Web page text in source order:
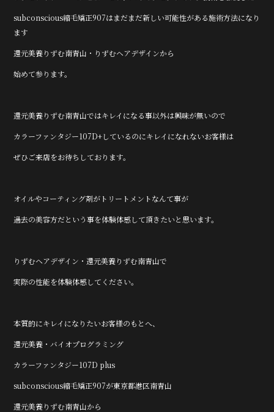
subconscious縮毛矯正907はまだまだ新しい可能性がある施術方法になり
ます
還元美養りずむ南青山・りずむヘアデザインから
始めて参ります。
還元美養りずむ南青山ではキレイになる事以外は興味が無いので
カラーファンタジー107D+しているのにキレイになれないお客様は
ぜひご来店をお待ちしております。
オイルやコーティング剤がトリートメントなんて事が
過去の美容方だという事を体験体感して頂きたいと思います。
りずむヘアデザイン・還元美養りずむ南青山で
実際の性能を体験体感してください。
本質的にキレイになりたいお客様のもとへ、
還元美養・バイオプログラミング
カラーファンタジー107D plus
subconscious縮毛矯正907が東京都港区南青山
還元美養りずむ南青山から